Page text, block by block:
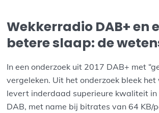
Wekkerradio DAB+ en
betere slaap: de
In een onderzoek uit 2017 DAB+ met
vergeleken. Uit het onderzoek bleek
levert inderdaad superieure kwaliteit
DAB, met name bij bitrates van 64 KB/